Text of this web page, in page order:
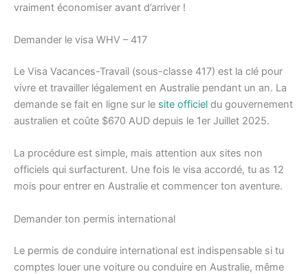
vraiment économiser avant d’arriver !
Demander le visa WHV – 417
Le Visa Vacances-Travail (sous-classe 417) est la clé pour
vivre et travailler légalement en Australie pendant un an. La
demande se fait en ligne sur le site officiel du gouvernement
australien et coûte $670 AUD depuis le 1er Juillet 2025.
La procédure est simple, mais attention aux sites non
officiels qui surfacturent. Une fois le visa accordé, tu as 12
mois pour entrer en Australie et commencer ton aventure.
Demander ton permis international
Le permis de conduire international est indispensable si tu
comptes louer une voiture ou conduire en Australie, même